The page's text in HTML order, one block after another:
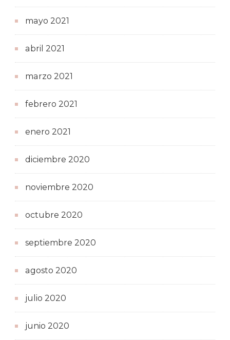
mayo 2021
abril 2021
marzo 2021
febrero 2021
enero 2021
diciembre 2020
noviembre 2020
octubre 2020
septiembre 2020
agosto 2020
julio 2020
junio 2020